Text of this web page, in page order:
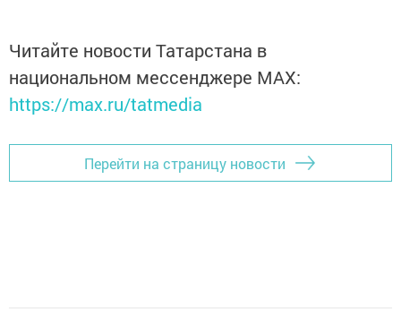
Читайте новости Татарстана в
национальном мессенджере MАХ:
https://max.ru/tatmedia
Перейти на страницу новости